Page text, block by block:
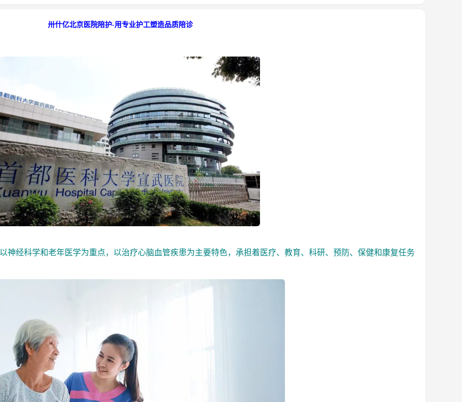
卅什亿北京医院陪护-用专业护工塑造品质陪诊
神经科学和老年医学为重点，以治疗心脑血管疾患为主要特色，承担着医疗、教育、科研、预防、保健和康复任务